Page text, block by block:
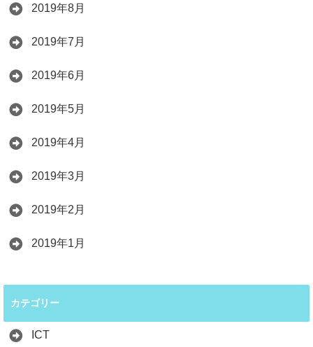
2019年8月
2019年7月
2019年6月
2019年5月
2019年4月
2019年3月
2019年2月
2019年1月
カテゴリー
ICT